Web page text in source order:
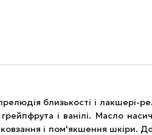
близькості і лакшері-
і ванілі. Масло
і пом'якшення шкіри.